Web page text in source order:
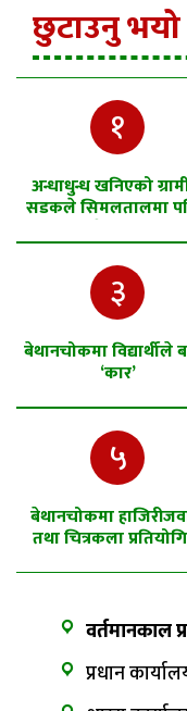
छुटाउनु
१
अन्धाधुन्ध खनिएको
सडकले सिमलतालमा
३
बेथानचोकमा विद्यार्थीले
‘कार’
५
बेथानचोकमा
तथा चित्रकला
वर्तमानकाल
प्रधान